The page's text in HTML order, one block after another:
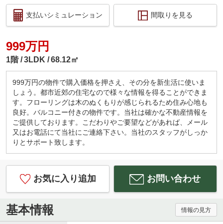
支払いシミュレーション 間取りを見る
999万円
1階 3LDK 68.12㎡
999万円の物件で購入価格を押さえ、その分を新生活に使いま
しょう。都市近郊の住宅なので様々な情報を得ることができま
す。フローリングは木のぬくもりが感じられるため住み心地も
良好。バルコニー付きの物件です。当社は確かな不動産情報を
ご提供しております。こだわりやご要望などがあれば、メール
又はお電話にて当社にご連絡下さい。当社のスタッフがしっか
りとサポート致します。
お気に入り追加 お問い合わせ
基本情報 情報の見方